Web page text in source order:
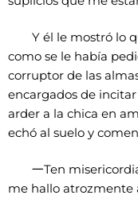
Y él le mostró lo
como se le había
corruptor de las
encargados de
arder a la chica en
echó al suelo y
一Ten
me hallo atrozmente